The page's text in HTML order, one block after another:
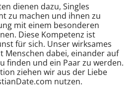
dienen dazu, Singles
zu machen und ihnen zu
mit einem besonderen
Diese Kompetenz ist
für sich. Unser wirksames
Menschen dabei, einander auf
finden und ein Paar zu werden.
ziehen wir aus der Liebe
nutzen.